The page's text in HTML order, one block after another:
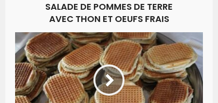
SALADE DE POMMES DE TERRE
AVEC THON ET OEUFS FRAIS